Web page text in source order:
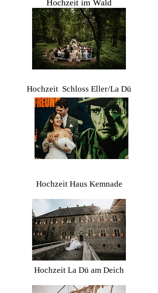
Hochzeit im Wald
Hochzeit Schloss Eller/La Dü
Hochzeit Haus Kemnade
Hochzeit La Dü am Deich